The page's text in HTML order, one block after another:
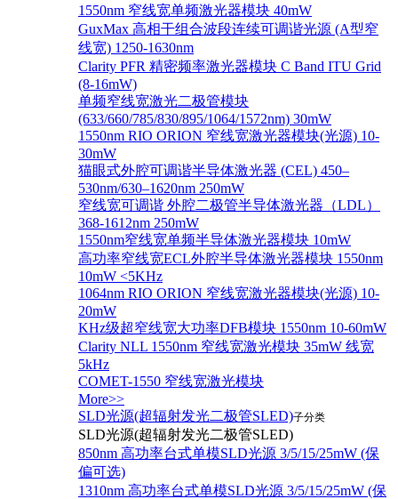
1550nm 窄线宽单频激光器模块 40mW
GuxMax 高相干组合波段连续可调谐光源 (A型窄
线宽) 1250-1630nm
Clarity PFR 精密频率激光器模块 C Band ITU Grid
(8-16mW)
单频窄线宽激光二极管模块
(633/660/785/830/895/1064/1572nm) 30mW
1550nm RIO ORION 窄线宽激光器模块(光源) 10-
30mW
猫眼式外腔可调谐半导体激光器 (CEL) 450–
530nm/630–1620nm 250mW
窄线宽可调谐 外腔二极管半导体激光器（LDL）
368-1612nm 250mW
1550nm窄线宽单频半导体激光器模块 10mW
高功率窄线宽ECL外腔半导体激光器模块 1550nm
10mW <5KHz
1064nm RIO ORION 窄线宽激光器模块(光源) 10-
20mW
KHz级超窄线宽大功率DFB模块 1550nm 10-60mW
Clarity NLL 1550nm 窄线宽激光模块 35mW 线宽
5kHz
COMET-1550 窄线宽激光模块
More>>
SLD光源(超辐射发光二极管SLED)子分类
SLD光源(超辐射发光二极管SLED)
850nm 高功率台式单模SLD光源 3/5/15/25mW (保
偏可选)
1310nm 高功率台式单模SLD光源 3/5/15/25mW (保